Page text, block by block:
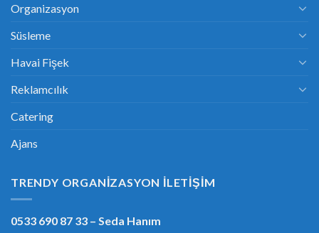
Organizasyon
Süsleme
Havai Fişek
Reklamcılık
Catering
Ajans
TRENDY ORGANIZASYON İLETIŞIM
0533 690 87 33 – Seda Hanım